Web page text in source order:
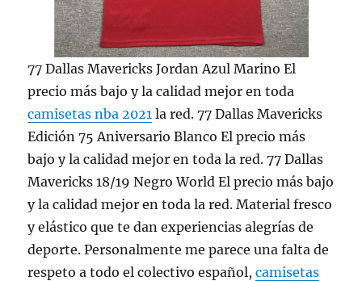
77 Dallas Mavericks Jordan Azul Marino El
precio más bajo y la calidad mejor en toda
camisetas nba 2021 la red. 77 Dallas Mavericks
Edición 75 Aniversario Blanco El precio más
bajo y la calidad mejor en toda la red. 77 Dallas
Mavericks 18/19 Negro World El precio más bajo
y la calidad mejor en toda la red. Material fresco
y elástico que te dan experiencias alegrías de
deporte. Personalmente me parece una falta de
respeto a todo el colectivo español,camisetas